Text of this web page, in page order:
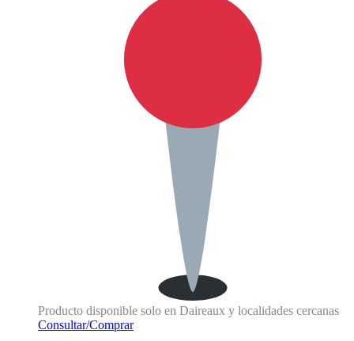
Producto disponible solo en Daireaux y localidades cercanas
Consultar/Comprar